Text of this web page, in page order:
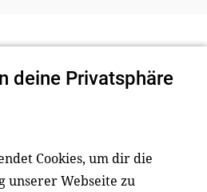
deine Privatsphäre
Cookies, um dir die
unserer Webseite zu